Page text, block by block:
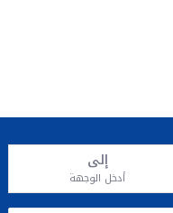
إلى
أدخل الوجهة